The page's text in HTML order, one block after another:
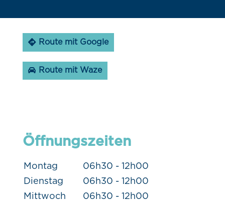
Route mit Google
Route mit Waze
Öffnungszeiten
Montag
06h30 - 12h00
Dienstag
06h30 - 12h00
Mittwoch
06h30 - 12h00